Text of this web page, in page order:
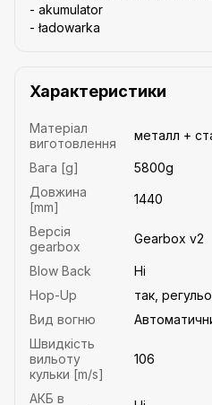
- akumulator
- ładowarka
Характеристики
Матеріал
виготовлення
металл +
Вага [g]
5800g
Довжина
[mm]
1440
Версія
gearbox
Gearbox v2
Blow Back
Ні
Hop-Up
так,
Вид вогню
Швидкість
вильоту
кульки [m/s]
106
АКБ в